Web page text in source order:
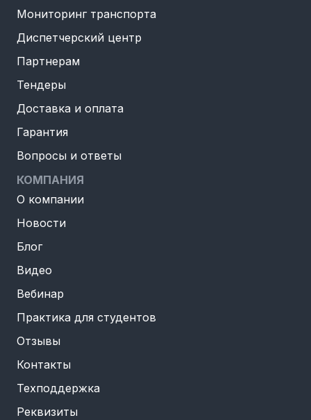
Мониторинг транспорта
Диспетчерский центр
Партнерам
Тендеры
Доставка и оплата
Гарантия
Вопросы и ответы
КОМПАНИЯ
О компании
Новости
Блог
Видео
Вебинар
Практика для студентов
Отзывы
Контакты
Техподдержка
Реквизиты